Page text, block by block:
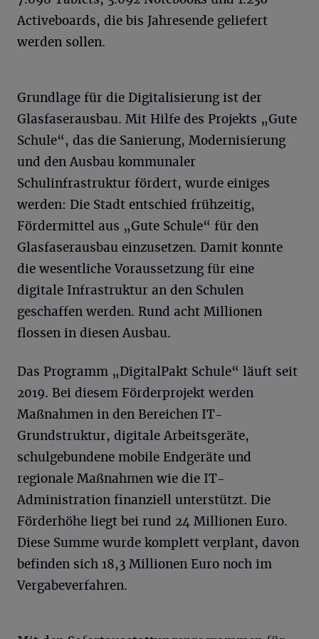
Activeboards, die bis Jahresende geliefert
werden sollen.
Grundlage für die Digitalisierung ist der
Glasfaserausbau. Mit Hilfe des Projekts „Gute
Schule“, das die Sanierung, Modernisierung
und den Ausbau kommunaler
Schulinfrastruktur fördert, wurde einiges
werden: Die Stadt entschied frühzeitig,
Fördermittel aus „Gute Schule“ für den
Glasfaserausbau einzusetzen. Damit konnte
die wesentliche Voraussetzung für eine
digitale Infrastruktur an den Schulen
geschaffen werden. Rund acht Millionen
flossen in diesen Ausbau.
Das Programm „DigitalPakt Schule“ läuft seit
2019. Bei diesem Förderprojekt werden
Maßnahmen in den Bereichen IT-
Grundstruktur, digitale Arbeitsgeräte,
schulgebundene mobile Endgeräte und
regionale Maßnahmen wie die IT-
Administration finanziell unterstützt. Die
Förderhöhe liegt bei rund 24 Millionen Euro.
Diese Summe wurde komplett verplant, davon
befinden sich 18,3 Millionen Euro noch im
Vergabeverfahren.